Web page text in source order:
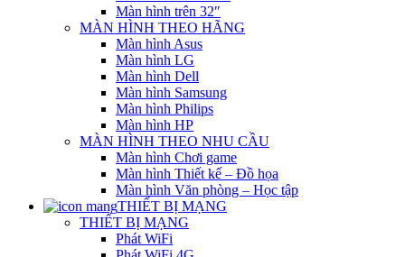
Màn hình trên 32″
MÀN HÌNH THEO HÃNG
Màn hình Asus
Màn hình LG
Màn hình Dell
Màn hình Samsung
Màn hình Philips
Màn hình HP
MÀN HÌNH THEO NHU CẦU
Màn hình Chơi game
Màn hình Thiết kế – Đồ họa
Màn hình Văn phòng – Học tập
THIẾT BỊ MẠNG
THIẾT BỊ MẠNG
Phát WiFi